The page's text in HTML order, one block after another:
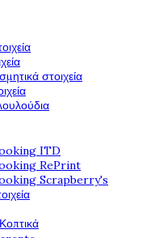
στοιχεία
ITD
RePrint
Scrapberry's